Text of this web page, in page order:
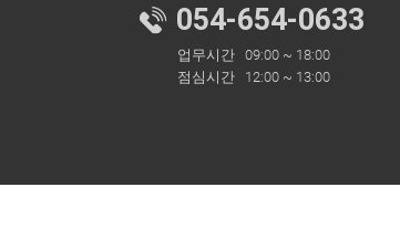
054-654-0633
업무시간 09:00 ~ 18:00
점심시간 12:00 ~ 13:00